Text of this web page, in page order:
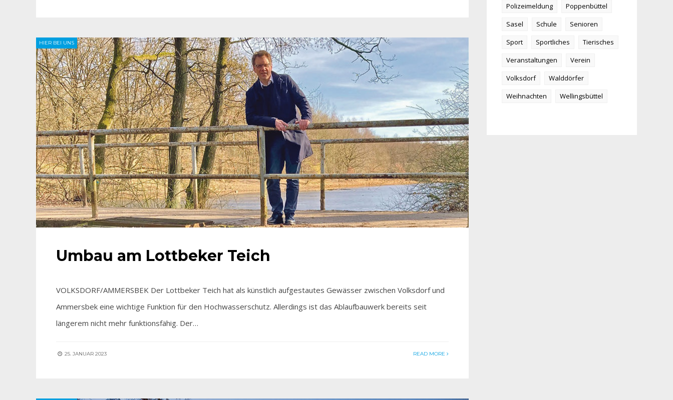
HIER BEI UNS
Umbau am Lottbeker Teich
VOLKSDORF/AMMERSBEK Der Lottbeker Teich hat als künstlich aufgestautes Gewässer zwischen Volksdorf und
Ammersbek eine wichtige Funktion für den Hochwasserschutz. Allerdings ist das Ablaufbauwerk bereits seit
längerem nicht mehr funktionsfähig. Der…
25. JANUAR 2023 READ MORE
Polizeimeldung
Poppenbüttel
Sasel
Schule
Senioren
Sport
Sportliches
Tierisches
Veranstaltungen
Verein
Volksdorf
Walddörfer
Weihnachten
Wellingsbüttel